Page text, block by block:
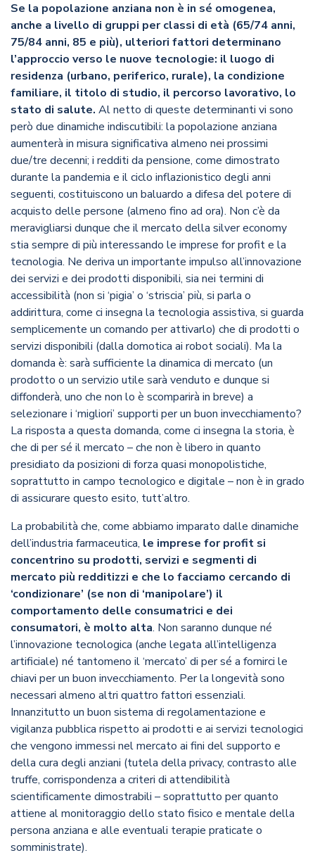
Se la popolazione anziana non è in sé omogenea,
anche a livello di gruppi per classi di età (65/74 anni,
75/84 anni, 85 e più), ulteriori fattori determinano
l’approccio verso le nuove tecnologie: il luogo di
residenza (urbano, periferico, rurale), la condizione
familiare, il titolo di studio, il percorso lavorativo, lo
stato di salute. Al netto di queste determinanti vi sono
però due dinamiche indiscutibili: la popolazione anziana
aumenterà in misura significativa almeno nei prossimi
due/tre decenni; i redditi da pensione, come dimostrato
durante la pandemia e il ciclo inflazionistico degli anni
seguenti, costituiscono un baluardo a difesa del potere di
acquisto delle persone (almeno fino ad ora). Non c’è da
meravigliarsi dunque che il mercato della silver economy
stia sempre di più interessando le imprese for profit e la
tecnologia. Ne deriva un importante impulso all’innovazione
dei servizi e dei prodotti disponibili, sia nei termini di
accessibilità (non si ‘pigia’ o ‘striscia’ più, si parla o
addirittura, come ci insegna la tecnologia assistiva, si guarda
semplicemente un comando per attivarlo) che di prodotti o
servizi disponibili (dalla domotica ai robot sociali). Ma la
domanda è: sarà sufficiente la dinamica di mercato (un
prodotto o un servizio utile sarà venduto e dunque si
diffonderà, uno che non lo è scomparirà in breve) a
selezionare i ‘migliori’ supporti per un buon invecchiamento?
La risposta a questa domanda, come ci insegna la storia, è
che di per sé il mercato – che non è libero in quanto
presidiato da posizioni di forza quasi monopolistiche,
soprattutto in campo tecnologico e digitale – non è in grado
di assicurare questo esito, tutt’altro.
La probabilità che, come abbiamo imparato dalle dinamiche
dell’industria farmaceutica, le imprese for profit si
concentrino su prodotti, servizi e segmenti di
mercato più redditizzi e che lo facciamo cercando di
‘condizionare’ (se non di ‘manipolare’) il
comportamento delle consumatrici e dei
consumatori, è molto alta. Non saranno dunque né
l’innovazione tecnologica (anche legata all’intelligenza
artificiale) né tantomeno il ‘mercato’ di per sé a fornirci le
chiavi per un buon invecchiamento. Per la longevità sono
necessari almeno altri quattro fattori essenziali.
Innanzitutto un buon sistema di regolamentazione e
vigilanza pubblica rispetto ai prodotti e ai servizi tecnologici
che vengono immessi nel mercato ai fini del supporto e
della cura degli anziani (tutela della privacy, contrasto alle
truffe, corrispondenza a criteri di attendibilità
scientificamente dimostrabili – soprattutto per quanto
attiene al monitoraggio dello stato fisico e mentale della
persona anziana e alle eventuali terapie praticate o
somministrate).